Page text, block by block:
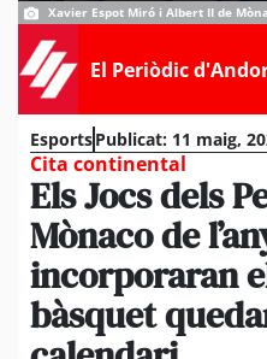
Xavier Espot Miró i Albert II de
El Periòdic
EsportsPublicat: 11 maig,
Cita continental
Els Jocs dels
Mònaco de
incorporaran
bàsquet